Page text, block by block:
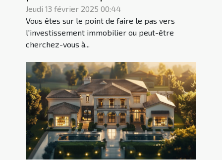
votre investissement
immobilier
Jeudi 13 février 2025 00:44
Vous êtes sur le point de faire le pas vers
l'investissement immobilier ou peut-être
cherchez-vous à...